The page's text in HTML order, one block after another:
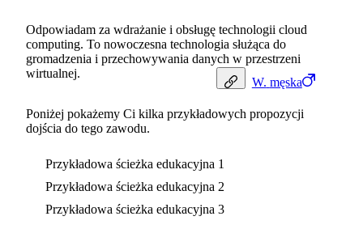
W. męska
Odpowiadam za wdrażanie i obsługę technologii cloud
computing. To nowoczesna technologia służąca do
gromadzenia i przechowywania danych w przestrzeni
wirtualnej.
Poniżej pokażemy Ci kilka przykładowych propozycji
dojścia do tego zawodu.
Przykładowa ścieżka edukacyjna 1
Przykładowa ścieżka edukacyjna 2
Przykładowa ścieżka edukacyjna 3